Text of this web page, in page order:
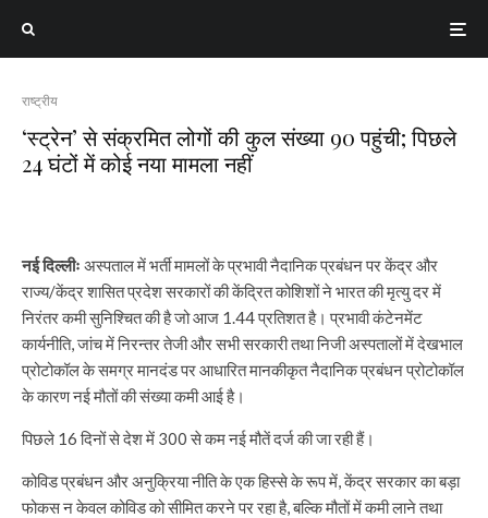
राष्ट्रीय
‘स्ट्रेन’ से संक्रमित लोगों की कुल संख्या 90 पहुंची; पिछले
24 घंटों में कोई नया मामला नहीं
नई दिल्लीः अस्पताल में भर्ती मामलों के प्रभावी नैदानिक प्रबंधन पर केंद्र और
राज्य/केंद्र शासित प्रदेश सरकारों की केंद्रित कोशिशों ने भारत की मृत्यु दर में
निरंतर कमी सुनिश्चित की है जो आज 1.44 प्रतिशत है। प्रभावी कंटेनमेंट
कार्यनीति, जांच में निरन्तर तेजी और सभी सरकारी तथा निजी अस्पतालों में देखभाल
प्रोटोकॉल के समग्र मानदंड पर आधारित मानकीकृत नैदानिक प्रबंधन प्रोटोकॉल
के कारण नई मौतों की संख्या कमी आई है।
पिछले 16 दिनों से देश में 300 से कम नई मौतें दर्ज की जा रही हैं।
कोविड प्रबंधन और अनुक्रिया नीति के एक हिस्से के रूप में, केंद्र सरकार का बड़ा
फोकस न केवल कोविड को सीमित करने पर रहा है, बल्कि मौतों में कमी लाने तथा